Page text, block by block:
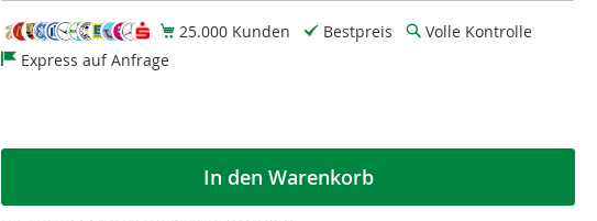
25.000 Kunden Bestpreis
Volle Kontrolle
Express auf Anfrage
In den Warenkorb